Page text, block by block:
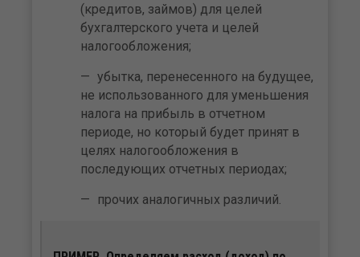
(кредитов, займов) для целей
бухгалтерского учета и целей
налогообложения;
убытка, перенесенного на будущее,
не использованного для уменьшения
налога на прибыль в отчетном
периоде, но который будет принят в
целях налогообложения в
последующих отчетных периодах;
прочих аналогичных различий.